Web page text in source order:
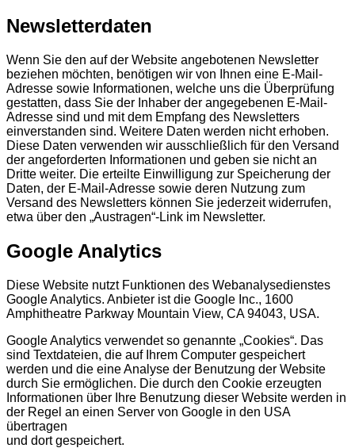
Newsletterdaten
Wenn Sie den auf der Website angebotenen Newsletter
beziehen möchten, benötigen wir von Ihnen eine E-Mail-
Adresse sowie Informationen, welche uns die Überprüfung
gestatten, dass Sie der Inhaber der angegebenen E-Mail-
Adresse sind und mit dem Empfang des Newsletters
einverstanden sind. Weitere Daten werden nicht erhoben.
Diese Daten verwenden wir ausschließlich für den Versand
der angeforderten Informationen und geben sie nicht an
Dritte weiter. Die erteilte Einwilligung zur Speicherung der
Daten, der E-Mail-Adresse sowie deren Nutzung zum
Versand des Newsletters können Sie jederzeit widerrufen,
etwa über den „Austragen“-Link im Newsletter.
Google Analytics
Diese Website nutzt Funktionen des Webanalysedienstes
Google Analytics. Anbieter ist die Google Inc., 1600
Amphitheatre Parkway Mountain View, CA 94043, USA.
Google Analytics verwendet so genannte „Cookies“. Das
sind Textdateien, die auf Ihrem Computer gespeichert
werden und die eine Analyse der Benutzung der Website
durch Sie ermöglichen. Die durch den Cookie erzeugten
Informationen über Ihre Benutzung dieser Website werden in
der Regel an einen Server von Google in den USA
übertragen
und dort gespeichert.